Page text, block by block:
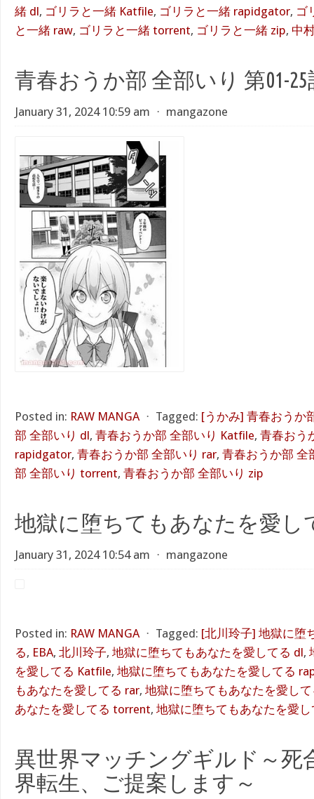
緒 dl, ゴリラと一緒 Katfile, ゴリラと一緒 rapidgator, ゴ
と一緒 raw, ゴリラと一緒 torrent, ゴリラと一緒 zip, 中
青春おうか部 全部いり 第01-25
January 31, 2024 10:59 am ⋅ mangazone
Posted in: RAW MANGA ⋅ Tagged: [うかみ] 青春おうか
部 全部いり dl, 青春おうか部 全部いり Katfile, 青春おう
rapidgator, 青春おうか部 全部いり rar, 青春おうか部 全
部 全部いり torrent, 青春おうか部 全部いり zip
地獄に堕ちてもあなたを愛し
January 31, 2024 10:54 am ⋅ mangazone
Posted in: RAW MANGA ⋅ Tagged: [北川玲子] 地獄に堕
る, EBA, 北川玲子, 地獄に堕ちてもあなたを愛してる dl,
を愛してる Katfile, 地獄に堕ちてもあなたを愛してる
もあなたを愛してる rar, 地獄に堕ちてもあなたを愛し
あなたを愛してる torrent, 地獄に堕ちてもあなたを愛
異世界マッチングギルド～死
界転生、ご提案します～